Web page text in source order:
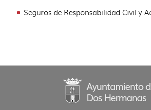
Seguros de Responsabilidad Civil y